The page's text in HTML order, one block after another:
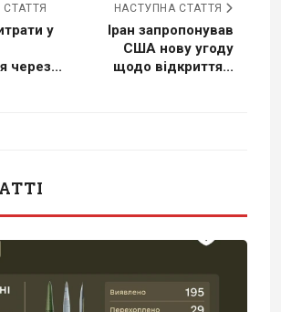
у
через...
НАСТУПНА СТАТТЯ
Іран запропонував
США нову угоду
щодо відкриття...